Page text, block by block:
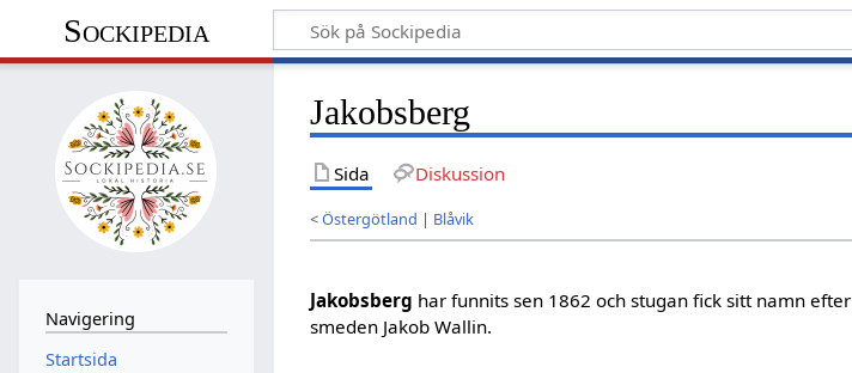
Sockipedia
Jakobsberg
Sida Diskussion
<Östergötland | Blåvik
Jakobsberg har funnits sen 1862 och stugan fick sitt namn efter
smeden Jakob Wallin.
Navigering
Startsida